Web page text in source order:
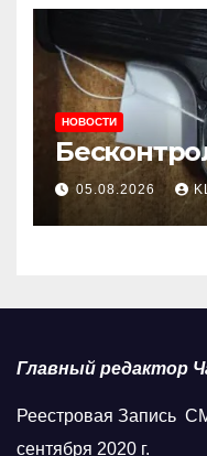
НОВОСТИ
05.08.2026
Главный редактор
Реестровая Запись
сентября 2020 г.